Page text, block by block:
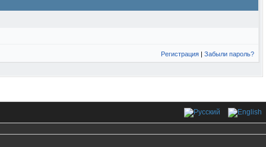
Регистрация | Забыли пароль?